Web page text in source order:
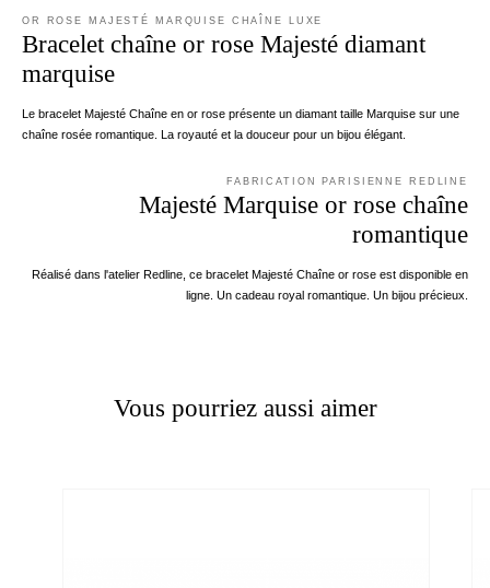
OR ROSE MAJESTÉ MARQUISE CHAÎNE LUXE
Bracelet chaîne or rose Majesté diamant
marquise
Le bracelet Majesté Chaîne en or rose présente un diamant taille Marquise sur une
chaîne rosée romantique. La royauté et la douceur pour un bijou élégant.
FABRICATION PARISIENNE REDLINE
Majesté Marquise or rose chaîne
romantique
Réalisé dans l'atelier Redline, ce bracelet Majesté Chaîne or rose est disponible en
ligne. Un cadeau royal romantique. Un bijou précieux.
Vous pourriez aussi aimer